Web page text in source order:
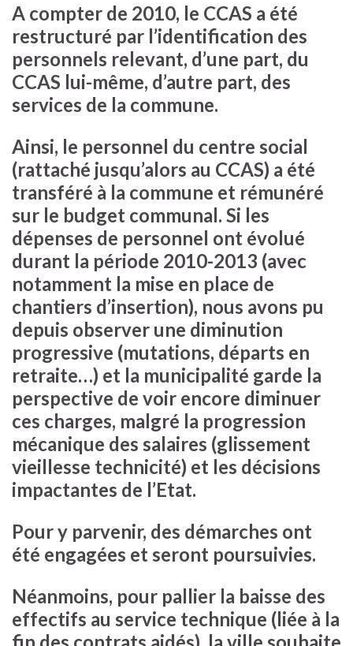
A compter de 2010, le CCAS a été
restructuré par l’identification des
personnels relevant, d’une part, du
CCAS lui-même, d’autre part, des
services de la commune.
Ainsi, le personnel du centre social
(rattaché jusqu’alors au CCAS) a été
transféré à la commune et rémunéré
sur le budget communal. Si les
dépenses de personnel ont évolué
durant la période 2010-2013 (avec
notamment la mise en place de
chantiers d’insertion), nous avons pu
depuis observer une diminution
progressive (mutations, départs en
retraite…) et la municipalité garde la
perspective de voir encore diminuer
ces charges, malgré la progression
mécanique des salaires (glissement
vieillesse technicité) et les décisions
impactantes de l’Etat.
Pour y parvenir, des démarches ont
été engagées et seront poursuivies.
Néanmoins, pour pallier la baisse des
effectifs au service technique (liée à la